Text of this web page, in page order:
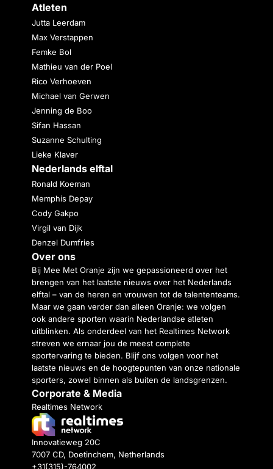
Atleten
Jutta Leerdam
Max Verstappen
Femke Bol
Mathieu van der Poel
Rico Verhoeven
Michael van Gerwen
Jenning de Boo
Sifan Hassan
Suzanne Schulting
Lieke Klaver
Nederlands elftal
Ronald Koeman
Memphis Depay
Cody Gakpo
Virgil van Dijk
Denzel Dumfries
Over ons
Bij Mee Met Oranje zijn we gepassioneerd over het
brengen van het laatste nieuws over het Nederlands
elftal – van de heren en vrouwen tot de talententeams.
Maar we gaan verder dan alleen Oranje: we volgen
ook andere sporten waarin Nederlandse atleten
uitblinken. Als onderdeel van het Realtimes Network
streven we ernaar jou de meest complete
sportervaring te bieden. Blijf ons volgen voor het
laatste nieuws en de hoogtepunten van onze nationale
sporters, zowel binnen als buiten de landsgrenzen.
Corporate & Media
Realtimes Network
Innovatieweg 20C
7007 CD, Doetinchem, Netherlands
+31(315)-764002